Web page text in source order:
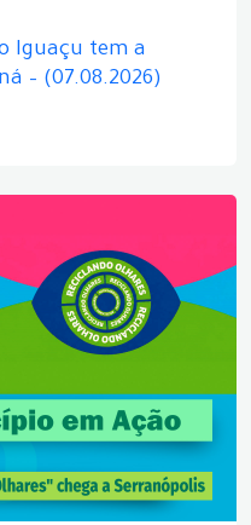
Iguaçu tem a
– (07.08.2026)